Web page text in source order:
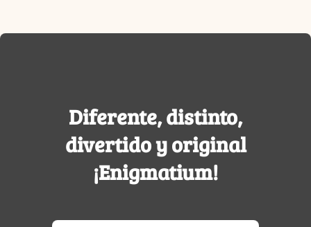
Diferente, distinto,
divertido y original
¡Enigmatium!